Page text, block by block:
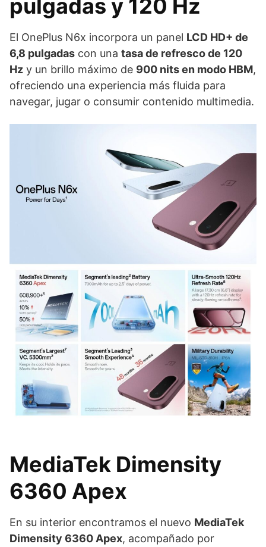
pulgadas y 120 Hz
El OnePlus N6x incorpora un panel LCD HD+ de
6,8 pulgadas con una tasa de refresco de 120
Hz y un brillo máximo de 900 nits en modo HBM,
ofreciendo una experiencia más fluida para
navegar, jugar o consumir contenido multimedia.
MediaTek Dimensity
6360 Apex
En su interior encontramos el nuevo MediaTek
Dimensity 6360 Apex, acompañado por